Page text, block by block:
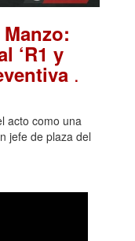
‘R1 y
.
acto como una
jefe de plaza del